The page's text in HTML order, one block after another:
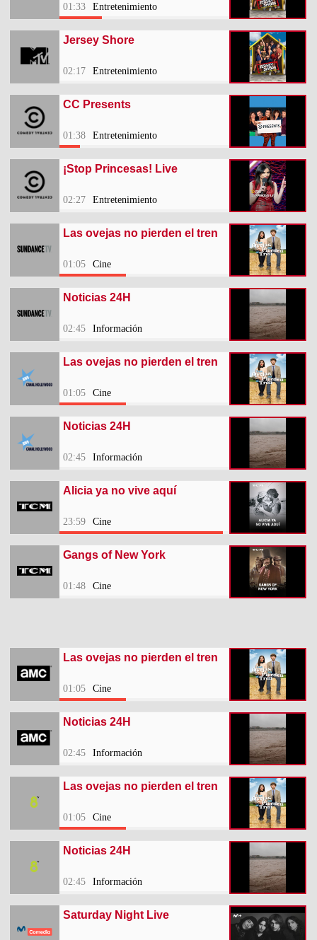
01:33 Entretenimiento
Jersey Shore
02:17 Entretenimiento
CC Presents
01:38 Entretenimiento
¡Stop Princesas! Live
02:27 Entretenimiento
Las ovejas no pierden el tren
01:05 Cine
Noticias 24H
02:45 Información
Las ovejas no pierden el tren
01:05 Cine
Noticias 24H
02:45 Información
Alicia ya no vive aquí
23:59 Cine
Gangs of New York
01:48 Cine
Las ovejas no pierden el tren
01:05 Cine
Noticias 24H
02:45 Información
Las ovejas no pierden el tren
01:05 Cine
Noticias 24H
02:45 Información
Saturday Night Live